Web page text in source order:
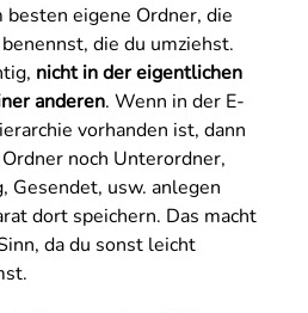
eigene Ordner, die
die du umziehst.
nicht in der eigentlichen
anderen. Wenn in der E-
vorhanden ist, dann
noch Unterordner,
Gesendet, usw. anlegen
dort speichern. Das macht
da du sonst leicht